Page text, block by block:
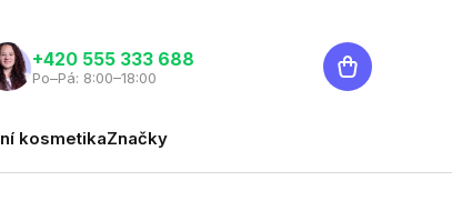
‭+420 555 333 688
Po–Pá: 8:00–18:00
Nákupní
košík
kosmetikaZnačky